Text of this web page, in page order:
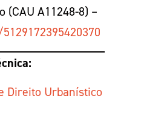
(CAU A11248-8) –
Direito Urbanístico